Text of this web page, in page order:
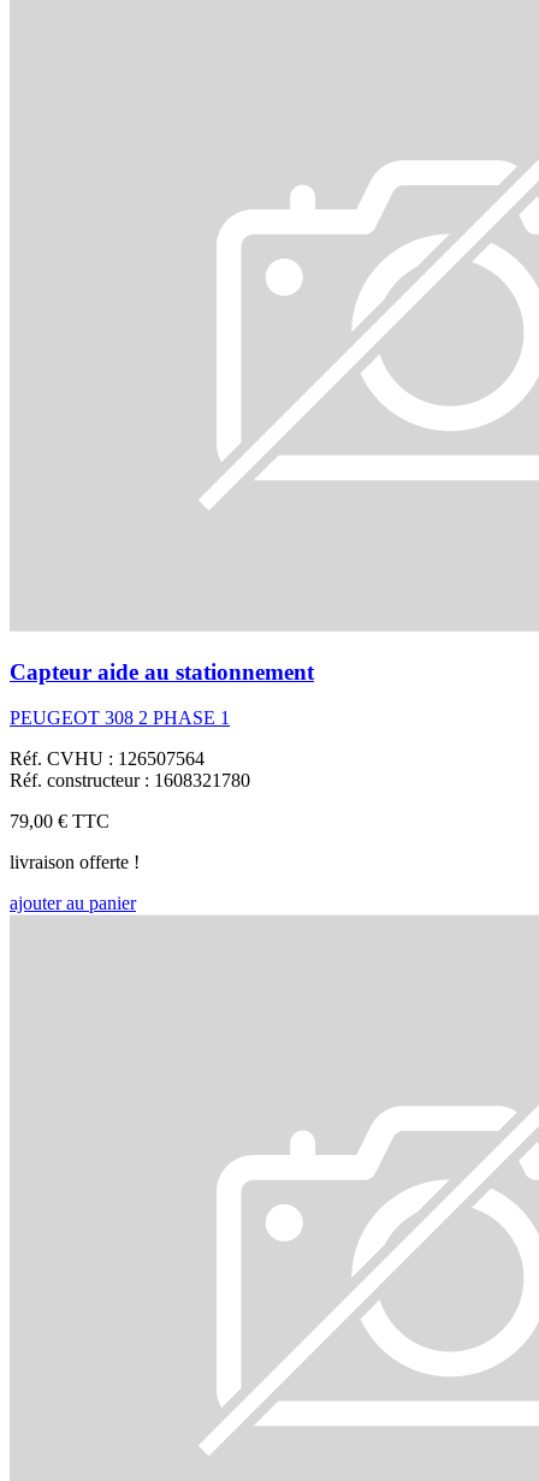
Capteur aide au stationnement
PEUGEOT 308 2 PHASE 1
Réf. CVHU : 126507564
Réf. constructeur : 1608321780
79,00 € TTC
livraison offerte !
ajouter au panier